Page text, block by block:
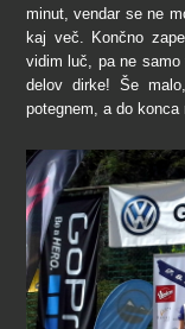
minut, vendar se ne
kaj več. Končno
vidim luč, pa ne
delov dirke! Še
potegnem, a do